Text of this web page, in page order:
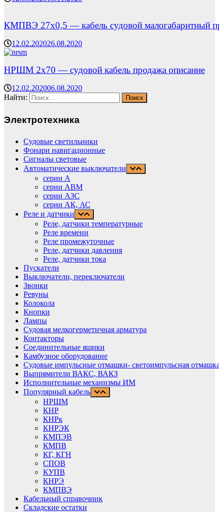
КМПВЭ 27х0,5 — кабель судовой малогабаритный
12.02.202026.08.2020
НРШМ 2х70 — судовой кабель продажа описание
12.02.202006.08.2020
Найти:
Электротехника
Судовые светильники
Фонари навигационные
Сигналы световые
Автоматические выключатели
серии А
серии АВМ
cерии АЗС
серии АК, АС
Реле и датчики
Реле, датчики температурные
Реле времени
Реле промежуточные
Реле, датчики давления
Реле, датчики тока
Пускатели
Выключатели, переключатели
Звонки
Ревуны
Колокола
Кнопки
Лампы
Судовая мелкогерметичная арматура
Контакторы
Соединительные ящики
Камбузное оборудование
Судовые импульсные отмашки- светоимпульсная
Выпрямители ВАКС, ВАКЗ
Исполнительные механизмы ИМ
Популярный кабель
НРШМ
КНР
КНРк
КНРЭК
КМПЭВ
КМПВ
КГ, КГН
СПОВ
КУПВ
КНРЭ
КМПВЭ
Кабельный справочник
Складские остатки